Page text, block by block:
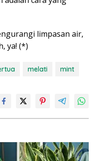
limpasan air,
ya! (*)
melati mint